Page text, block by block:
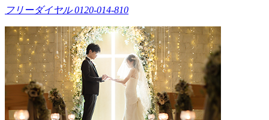
フリーダイヤル 0120-014-810